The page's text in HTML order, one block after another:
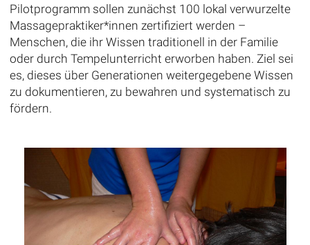
Pilotprogramm sollen zunächst 100 lokal verwurzelte
Massagepraktiker*innen zertifiziert werden –
Menschen, die ihr Wissen traditionell in der Familie
oder durch Tempelunterricht erworben haben. Ziel sei
es, dieses über Generationen weitergegebene Wissen
zu dokumentieren, zu bewahren und systematisch zu
fördern.